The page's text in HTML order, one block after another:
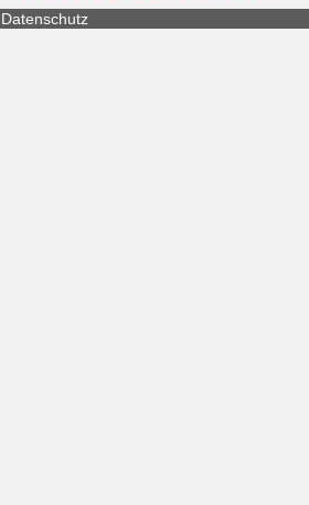
Datenschutz